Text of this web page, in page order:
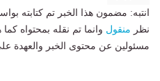
انتبه: مضمون هذا الخبر تم كتابته
نظر منقول وانما تم نقله بمحتواه
مسئولين عن محتوى الخبر والعهدة